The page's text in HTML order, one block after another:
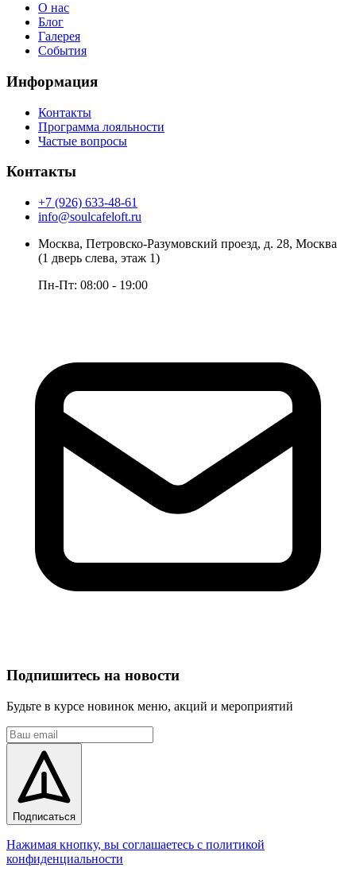
О нас
Блог
Галерея
События
Информация
Контакты
Программа лояльности
Частые вопросы
Контакты
+7 (926) 633-48-61
info@soulcafeloft.ru
Москва, Петровско-Разумовский проезд, д. 28, Москва
(1 дверь слева, этаж 1)
Пн-Пт: 08:00 - 19:00
Подпишитесь на новости
Будьте в курсе новинок меню, акций и мероприятий
Подписаться
Нажимая кнопку, вы соглашаетесь с политикой
конфиденциальности